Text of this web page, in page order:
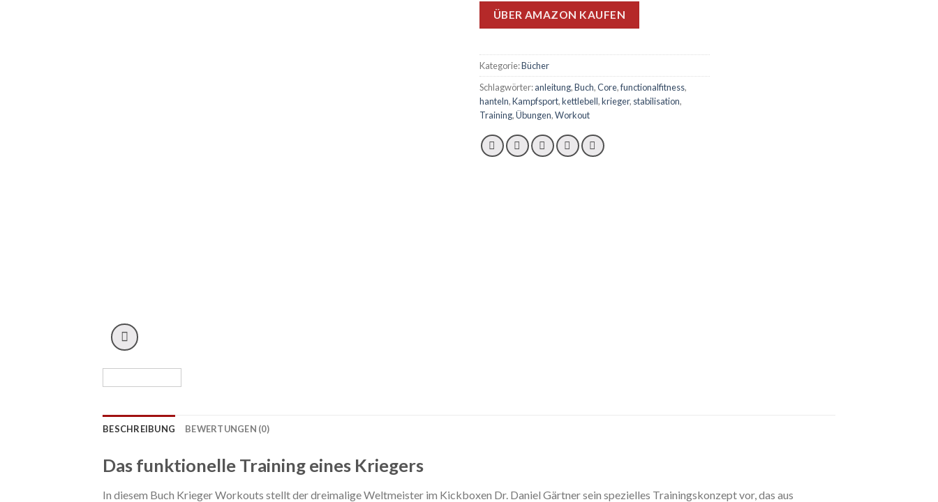
ÜBER AMAZON KAUFEN
Kategorie:Bücher
Schlagwörter:anleitung,Buch,Core,functionalfitness,
hanteln,Kampfsport,kettlebell,krieger, stabilisation,
Training,Übungen,Workout
BESCHREIBUNG BEWERTUNGEN (0)
Das funktionelle Training eines Kriegers
In diesem Buch Krieger Workouts stellt der dreimalige Weltmeister im Kickboxen Dr. Daniel Gärtner sein spezielles Trainingskonzept vor, das aus